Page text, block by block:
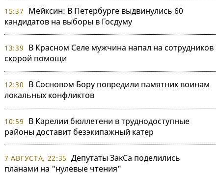
15:37
Мейксин: В Петербурге выдвинулись 60
кандидатов на выборы в Госдуму
13:39
В Красном Селе мужчина напал на сотрудников
скорой помощи
12:30
В Сосновом Бору повредили памятник воинам
локальных конфликтов
10:59
В Карелии бюллетени в труднодоступные
районы доставит безэкипажный катер
7 АВГУСТА, 22:35 Депутаты ЗакСа поделились
планами на "нулевые чтения"